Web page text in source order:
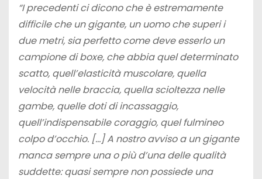
“I precedenti ci dicono che è estremamente
difficile che un gigante, un uomo che superi i
due metri, sia perfetto come deve esserlo un
campione di boxe, che abbia quel determinato
scatto, quell’elasticità muscolare, quella
velocità nelle braccia, quella scioltezza nelle
gambe, quelle doti di incassaggio,
quell’indispensabile coraggio, quel fulmineo
colpo d’occhio. […] A nostro avviso a un gigante
manca sempre una o più d’una delle qualità
suddette: quasi sempre non possiede una